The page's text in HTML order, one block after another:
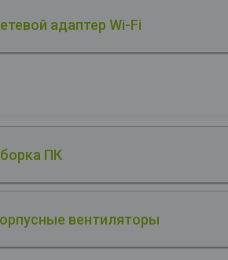
адаптер Wi-Fi
ПК
вентиляторы